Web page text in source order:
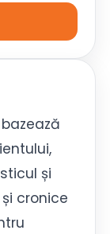
și
cronice